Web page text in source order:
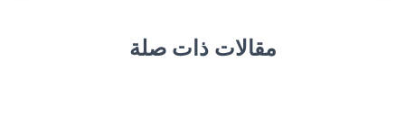
مقالات ذات صلة